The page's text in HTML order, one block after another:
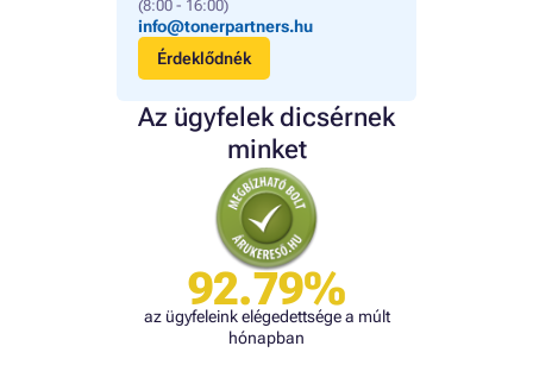
(8:00 - 16:00)
info@tonerpartners.hu
Érdeklődnék
Az ügyfelek dicsérnek
minket
92.79%
az ügyfeleink elégedettsége a múlt
hónapban